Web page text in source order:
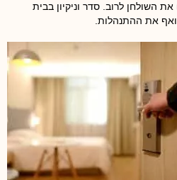
השולחן לרוב. סדר וניקיון בבית
את ההתנהלות.